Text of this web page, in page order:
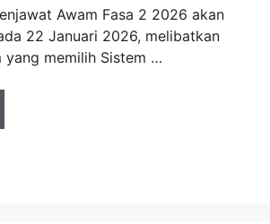
Awam Fasa 2 2026 akan
22 Januari 2026, melibatkan
yang memilih Sistem …